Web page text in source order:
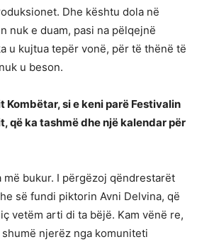
Dhe kështu dola në
nuk e duam, pasi na pëlqejnë
u kujtua tepër vonë, për të thënë të
u beson.
Kombëtar, si e keni parë Festivalin
që ka tashmë dhe një kalendar për
më bukur. I përgëzoj qëndrestarët
së fundi piktorin Avni Delvina, që
vetëm arti di ta bëjë. Kam vënë re,
njerëz nga komuniteti